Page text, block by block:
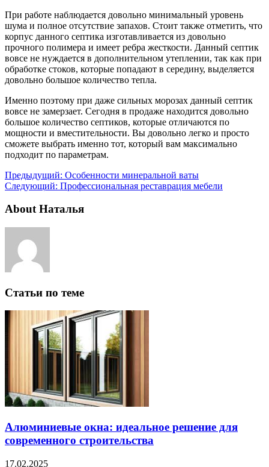
При работе наблюдается довольно минимальный уровень
шума и полное отсутствие запахов. Стоит также отметить, что
корпус данного септика изготавливается из довольно
прочного полимера и имеет ребра жесткости. Данный септик
вовсе не нуждается в дополнительном утеплении, так как при
обработке стоков, которые попадают в середину, выделяется
довольно большое количество тепла.
Именно поэтому при даже сильных морозах данный септик
вовсе не замерзает. Сегодня в продаже находится довольно
большое количество септиков, которые отличаются по
мощности и вместительности. Вы довольно легко и просто
сможете выбрать именно тот, который вам максимально
подходит по параметрам.
Предыдущий: Особенности минеральной ваты
Следующий: Профессиональная реставрация мебели
About Наталья
Статьи по теме
Алюминиевые окна: идеальное решение для
современного строительства
17.02.2025